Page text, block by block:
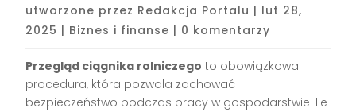
utworzone przez Redakcja Portalu | lut 28,
2025 | Biznes i finanse | 0 komentarzy
Przegląd ciągnika rolniczego to obowiązkowa
procedura, która pozwala zachować
bezpieczeństwo podczas pracy w gospodarstwie. Ile